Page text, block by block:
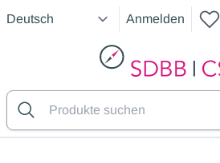
Anmelden
SDBB